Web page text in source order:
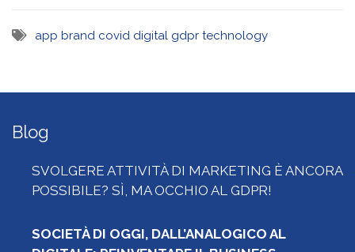
app brand covid digital gdpr technology
Blog
SVOLGERE ATTIVITÀ DI MARKETING È ANCORA
POSSIBILE? SÌ, MA OCCHIO AL GDPR!
SOCIETÀ DI OGGI, DALL’ANALOGICO AL